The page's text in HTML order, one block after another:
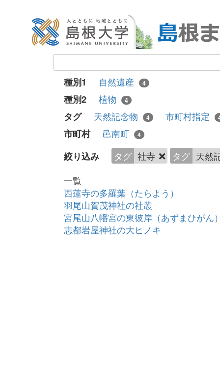
種別1 自然遺産 4
種別2 植物 4
タグ 天然記念物 4 市町村指定
市町村 邑南町 4
絞り込み タグ 社寺 タグ 天然
一覧
西蓮寺の多羅葉（たらよう）
羽尾山賀茂神社の社叢
宮尾山八幡宮の東彼岸（あずまひがん
志都岩屋神社の大ヒノキ